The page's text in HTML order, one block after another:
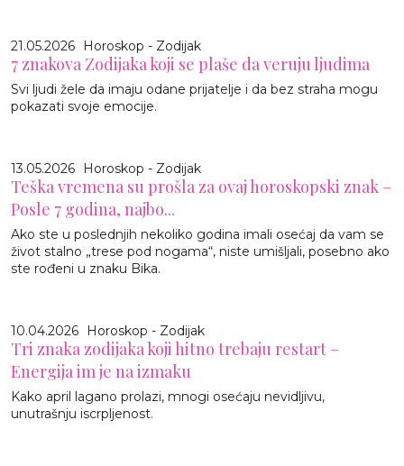
21.05.2026 Horoskop - Zodijak
7 znakova Zodijaka koji se plaše da veruju ljudima
Svi ljudi žele da imaju odane prijatelje i da bez straha mogu
pokazati svoje emocije.
13.05.2026 Horoskop - Zodijak
Teška vremena su prošla za ovaj horoskopski znak –
Posle 7 godina, najbo...
Ako ste u poslednjih nekoliko godina imali osećaj da vam se
život stalno „trese pod nogama“, niste umišljali, posebno ako
ste rođeni u znaku Bika.
10.04.2026 Horoskop - Zodijak
Tri znaka zodijaka koji hitno trebaju restart –
Energija im je na izmaku
Kako april lagano prolazi, mnogi osećaju nevidljivu,
unutrašnju iscrpljenost.